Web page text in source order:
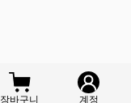
장바구니 계정